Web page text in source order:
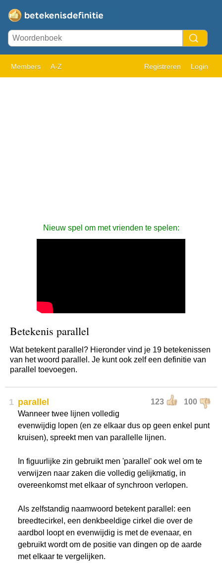
Members A-Z Registreren Login
Nieuw spel om met vrienden te spelen:
Betekenis parallel
Wat betekent parallel? Hieronder vind je 19 betekenissen
van het woord parallel. Je kunt ook zelf een definitie van
parallel toevoegen.
1 123 100
parallel
Wanneer twee lijnen volledig
evenwijdig lopen (en ze elkaar dus op geen enkel punt
kruisen), spreekt men van parallelle lijnen.
In figuurlijke zin gebruikt men 'parallel' ook wel om te
verwijzen naar zaken die volledig gelijkmatig, in
overeenkomst met elkaar of synchroon verlopen.
Als zelfstandig naamwoord betekent parallel: een
breedtecirkel, een denkbeeldige cirkel die over de
aardbol loopt en evenwijdig is met de evenaar, en
gebruikt wordt om de positie van dingen op de aarde
met elkaar te vergelijken.